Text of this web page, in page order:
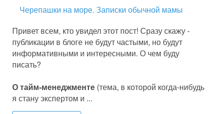
Черепашки на море. Записки обычной мамы
Привет всем, кто увидел этот пост! Сразу скажу -
публикации в блоге не будут частыми, но будут
информативными и интересными. О чем буду
писать?
О тайм-менеджменте (тема, в которой когда-нибудь
я стану экспертом и ...